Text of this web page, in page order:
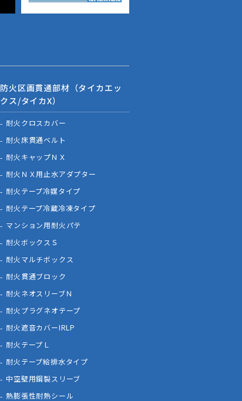
防火区画貫通部材（タイカエッ
クス/タイカX）
耐火クロスカバー
耐火床貫通ベルト
耐火キャップＮＸ
耐火ＮＸ用止水アダプター
耐火テープ冷媒タイプ
耐火テープ冷蔵冷凍タイプ
マンション用耐火パテ
耐火ボックスＳ
耐火マルチボックス
耐火貫通ブロック
耐火ネオスリーブＮ
耐火プラグネオテープ
耐火遮音カバーIRLP
耐火テープＬ
耐火テープ給排水タイプ
中空壁用鋼製スリーブ
熱膨張性耐熱シール